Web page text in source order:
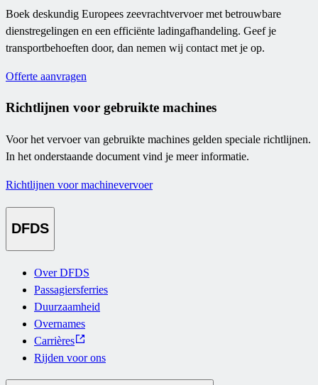
Boek deskundig Europees zeevrachtvervoer met betrouwbare
dienstregelingen en een efficiënte ladingafhandeling. Geef je
transportbehoeften door, dan nemen wij contact met je op.
Offerte aanvragen
Richtlijnen voor gebruikte machines
Voor het vervoer van gebruikte machines gelden speciale richtlijnen.
In het onderstaande document vind je meer informatie.
Richtlijnen voor machinevervoer
DFDS
Over DFDS
Passagiersferries
Duurzaamheid
Overnames
Carrières
Rijden voor ons